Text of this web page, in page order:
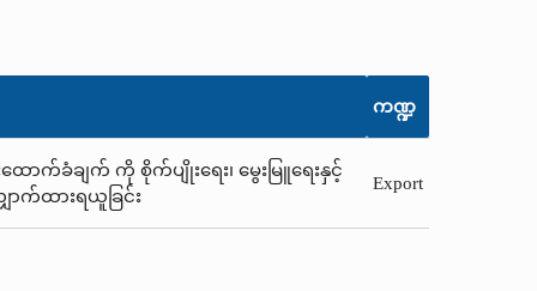
ကဏ္ဍ
ာက်ခံချက် ကို စိုက်ပျိုးရေး၊ မွေးမြူရေးနှင့်
ာက်ထားရယူခြင်း
Export